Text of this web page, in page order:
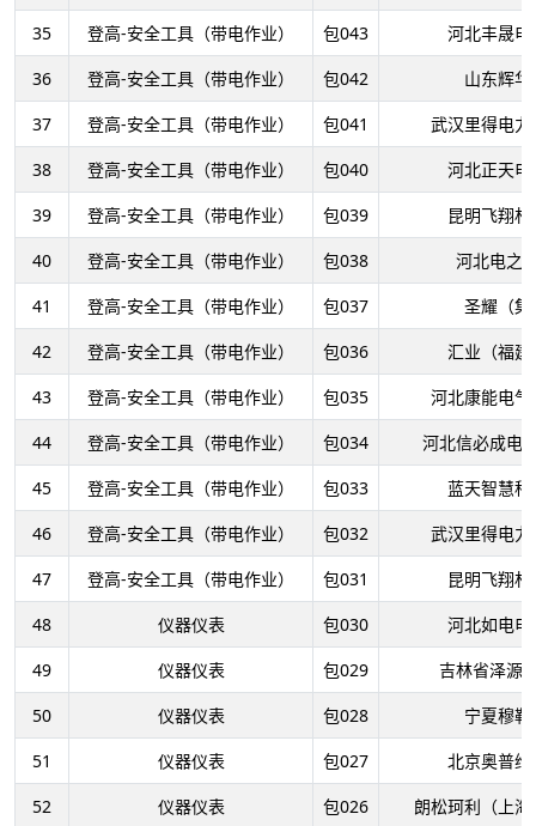
35
登高-安全工具（带电作业） 包043
河北丰晟
36
登高-安全工具（带电作业） 包042
山东辉
37
登高-安全工具（带电作业） 包041
武汉里得电
38
登高-安全工具（带电作业） 包040
河北正天
39
登高-安全工具（带电作业） 包039
昆明飞翔
40
登高-安全工具（带电作业） 包038
河北电之
41
登高-安全工具（带电作业） 包037
圣耀（
42
登高-安全工具（带电作业） 包036
汇业（福
43
登高-安全工具（带电作业） 包035
河北康能电
44
登高-安全工具（带电作业） 包034
河北信必成电
45
登高-安全工具（带电作业） 包033
蓝天智慧
46
登高-安全工具（带电作业） 包032
武汉里得电
47
登高-安全工具（带电作业） 包031
昆明飞翔
48
仪器仪表 包030
河北如电
49
仪器仪表 包029
吉林省泽源
50
仪器仪表 包028
宁夏穆
51
仪器仪表 包027
北京奥普
52
仪器仪表 包026 朗松珂利（上